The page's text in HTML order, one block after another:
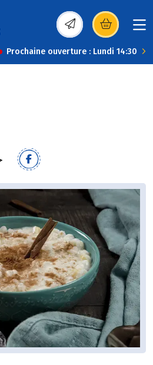
(s’ouvre dans une
Prochaine ouverture : Lundi 14:30